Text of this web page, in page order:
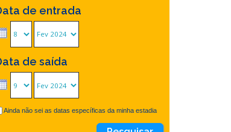
Data de entrada
Data de saída
Ainda não sei as datas específicas da minha estadia